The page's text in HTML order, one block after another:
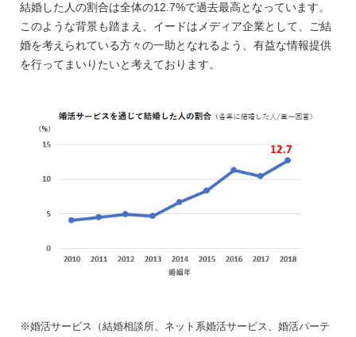
結婚した人の割合は全体の12.7%で過去最高となっています。
このような背景も踏まえ、イードはメディア企業として、ご結
婚を考えられている方々の一助となれるよう、有益な情報提供
を行ってまいりたいと考えております。
※婚活サービス（結婚相談所、ネット系婚活サービス、婚活パーテ